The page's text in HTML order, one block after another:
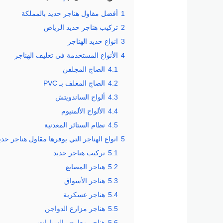
1 أفضل مقاول هناجر حديد بالمملكة
2 تركيب هناجر حديد الرياض
3 انواع حديد الهناجر
4 الأنواع المستخدمة في تغليف الهناجر
4.1 الصاج المجلفن
4.2 الصاج المغلف بـ PVC
4.3 ألواح الساندويتش
4.4 الألواح الألمنيوم
4.5 نظام الستائر المعدنية
5 انواع الهناجر التي يوفرها مقاول هناجر
5.1 تركيب هناجر حديد
5.2 هناجر المصانع
5.3 هناجر الأسواق
5.4 هناجر عسكرية
5.5 هناجر مزارع الدواجن